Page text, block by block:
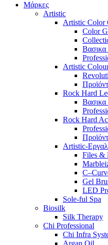
Μάρκες
Artistic
Artistic Color
Color
Βασικα
Artistic
Rock Hard
Βασικα
Rock Hard
Artistic-
Files &
Gel
LED
Sole-ful Spa
Biosilk
Silk Therapy
Chi Professional
Chi Infra
Argan Oil